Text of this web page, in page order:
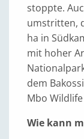
stoppte.
umstritten,
ha in
mit hoher
dem
Mbo
Wie kann